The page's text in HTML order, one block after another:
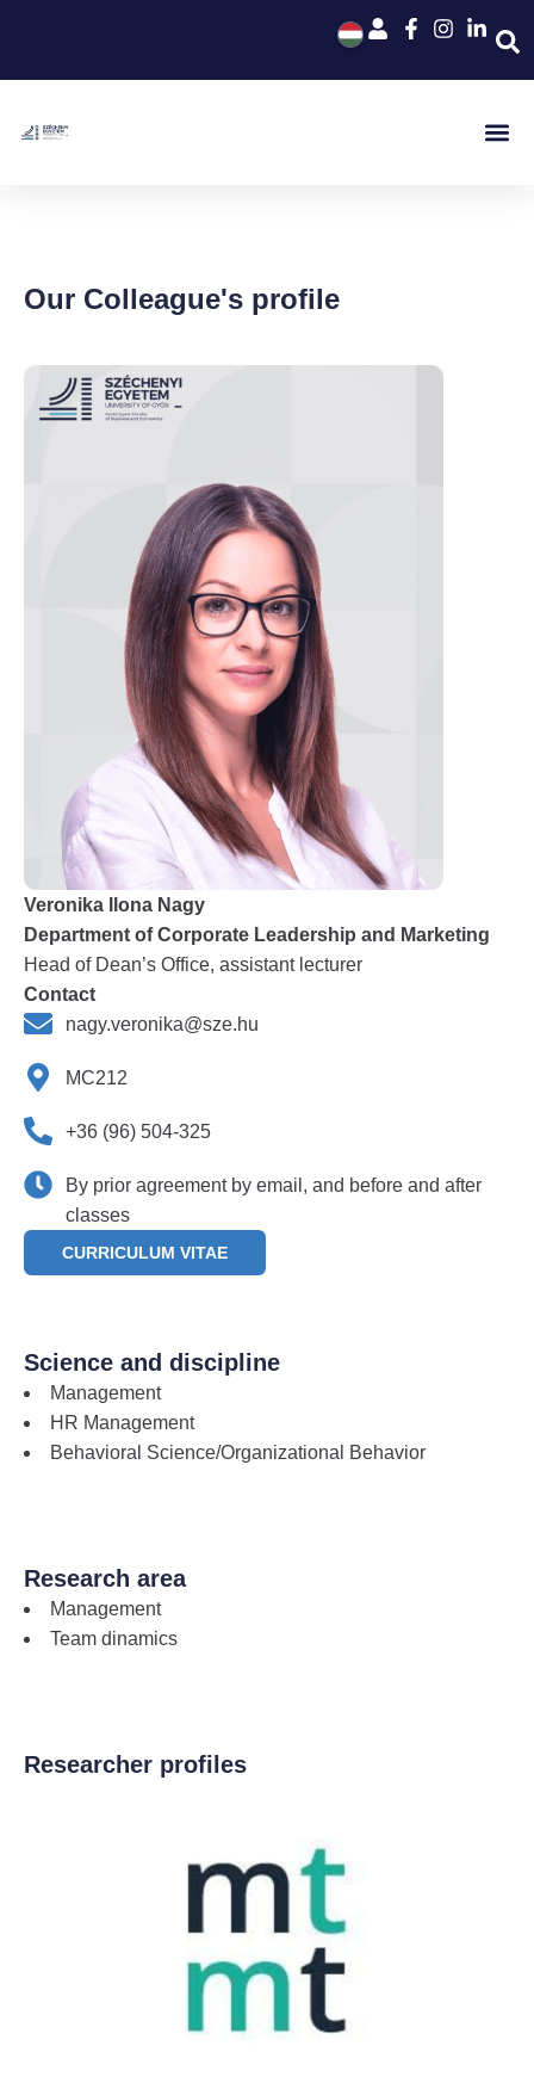
Our Colleague's profile
Veronika Ilona Nagy
Department of Corporate Leadership and Marketing
Head of Dean’s Office, assistant lecturer
Contact
nagy.veronika@sze.hu
MC212
+36 (96) 504-325
By prior agreement by email, and before and after
classes
CURRICULUM VITAE
Science and discipline
Management
HR Management
Behavioral Science/Organizational Behavior
Research area
Management
Team dinamics
Researcher profiles